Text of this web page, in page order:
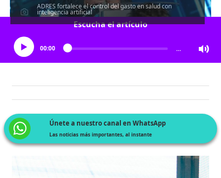
ADRES fortalece el control del gasto en salud con
inteligencia artificial
Escucha el artículo
00:00 …
Únete a nuestro canal en WhatsApp
Las noticias más importantes, al instante